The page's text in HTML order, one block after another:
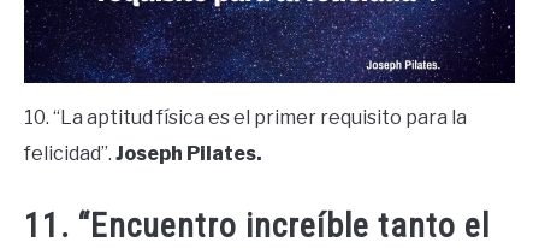
10. “La aptitud física es el primer requisito para la
felicidad”. Joseph Pilates.
11. “Encuentro increíble tanto el